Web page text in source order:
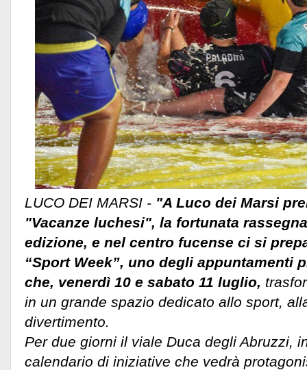
LUCO DEI MARSI - "A Luco dei Marsi
"Vacanze luchesi", la fortunata
edizione, e nel centro fucense ci si
“Sport Week”, uno degli appuntamenti
che, venerdì 10 e sabato 11 luglio,
in un grande spazio dedicato allo sport,
divertimento.
Per due giorni il viale Duca degli Abruzzi,
calendario di iniziative che vedrà